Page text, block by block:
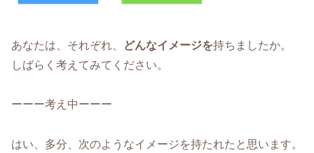
あなたは、それぞれ、 どんなイメージを持ちましたか。
しばらく考えてみてください。
ーーー考え中ーーー
はい、多分、次のようなイメージを持たれたと思います。